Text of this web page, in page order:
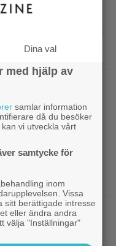
briljant blinkning
att skapa
2
snubbe i en
får LA att titta upp
skratt i
Dina val
med hjälp av
samlar information
då du besöker
vi utveckla vårt
samtycke för
inom
Vissa
sitt berättigade intresse
eller ändra andra
välja "Inställningar"